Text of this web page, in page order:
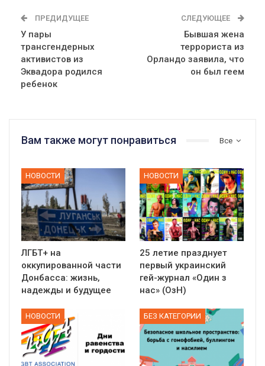
ПРЕДИДУЩЕЕ
У пары
трансгендерных
активистов из
Эквадора родился
ребенок
СЛЕДУЮЩЕЕ
Бывшая жена
террориста из
Орландо заявила, что
он был геем
Все
Вам также могут понравиться
НОВОСТИ
ЛГБТ+ на
оккупированной части
Донбасса: жизнь,
надежды и будущее
НОВОСТИ
25 летие празднует
первый украинский
гей-журнал «Один з
нас» (ОзН)
НОВОСТИ БЕЗ КАТЕГОРИИ